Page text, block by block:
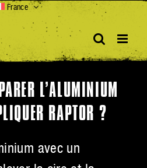
France
L’ALUMINIUM
RAPTOR ?
avec un